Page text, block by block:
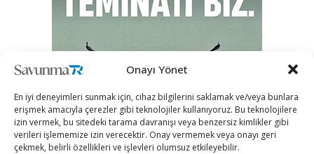
Onayı Yönet
En iyi deneyimleri sunmak için, cihaz bilgilerini saklamak ve/veya bunlara
erişmek amacıyla çerezler gibi teknolojiler kullanıyoruz. Bu teknolojilere
izin vermek, bu sitedeki tarama davranışı veya benzersiz kimlikler gibi
verileri işlememize izin verecektir. Onay vermemek veya onayı geri
çekmek, belirli özellikleri ve işlevleri olumsuz etkileyebilir.